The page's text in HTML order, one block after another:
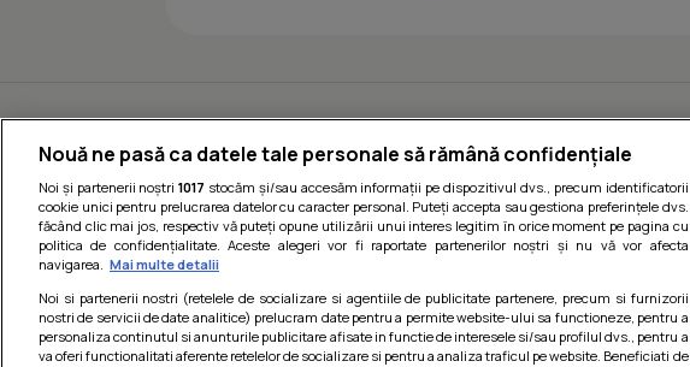
Nouă ne pasă ca datele tale personale să rămână confidențiale
Noi și partenerii noștri1017 stocăm și/sau accesăm informații pe dispozitivul dvs., precum identificatorii
cookie unici pentru prelucrarea datelor cu caracter personal. Puteți accepta sau gestiona preferințele dvs.
făcând clic mai jos, respectiv vă puteți opune utilizării unui interes legitim în orice moment pe pagina cu
politica de confidențialitate. Aceste alegeri vor fi raportate partenerilor noștri și nu vă vor afecta
navigarea. Mai multe detalii
Noi si partenerii nostri (retelele de socializare si agentiile de publicitate partenere, precum si furnizorii
nostri de servicii de date analitice) prelucram date pentru a permite website-ului sa functioneze, pentru a
personaliza continutul si anunturile publicitare afisate in functie de interesele si/sau profilul dvs., pentru a
va oferi functionalitati aferente retelelor de socializare si pentru a analiza traficul pe website. Beneficiati de